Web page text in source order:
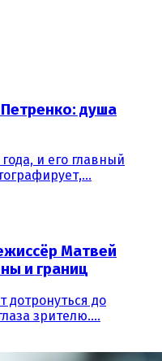
душа
и его главный
Матвей
и границ
дотронуться до
зрителю....